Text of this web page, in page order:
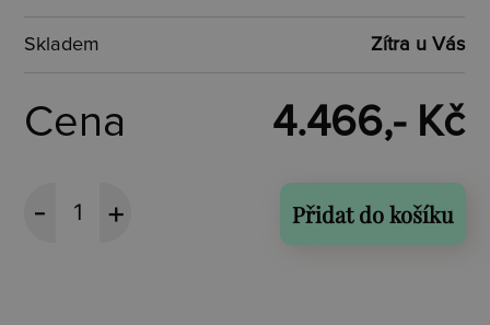
Skladem Zítra u Vás
Cena 4.466,- Kč
Přidat do košíku